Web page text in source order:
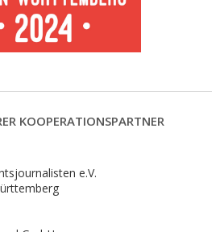
KOOPERATIONSPARTNER
e.V.